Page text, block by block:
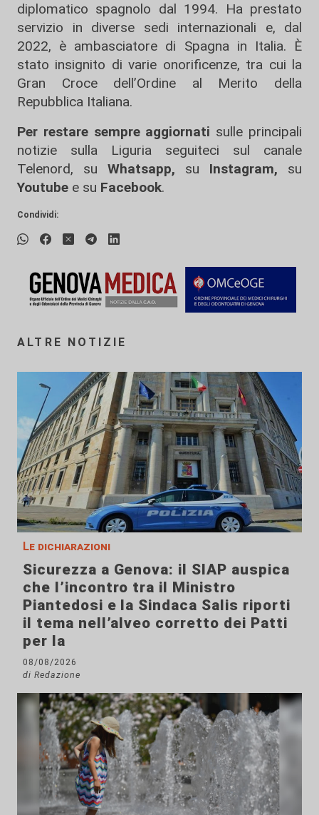
diplomatico spagnolo dal 1994. Ha prestato
servizio in diverse sedi internazionali e, dal
2022, è ambasciatore di Spagna in Italia. È
stato insignito di varie onorificenze, tra cui la
Gran Croce dell’Ordine al Merito della
Repubblica Italiana.
Per restare sempre aggiornati sulle principali
notizie sulla Liguria seguiteci sul canale
Telenord, su
Whatsapp, su Instagram, su
Youtube e su Facebook.
Condividi:
ALTRE NOTIZIE
Le dichiarazioni
Sicurezza a Genova: il SIAP auspica
che l’incontro tra il Ministro
Piantedosi e la Sindaca Salis riporti
il tema nell’alveo corretto dei Patti
per la
08/08/2026
di Redazione